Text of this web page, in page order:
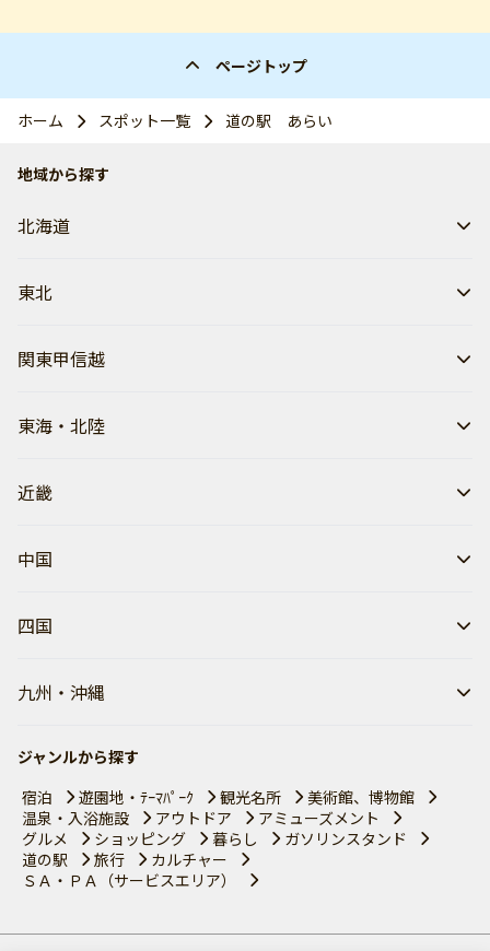
ページトップ
ホーム スポット一覧 道の駅 あらい
地域から探す
北海道
東北
関東甲信越
東海・北陸
近畿
中国
四国
九州・沖縄
ジャンルから探す
宿泊
遊園地・ﾃｰﾏﾊﾟｰｸ 観光名所
美術館、博物館
温泉・入浴施設
アウトドア
アミューズメント
グルメ
ショッピング 暮らし
ガソリンスタンド
道の駅
旅行
カルチャー
ＳＡ・ＰＡ（サービスエリア）